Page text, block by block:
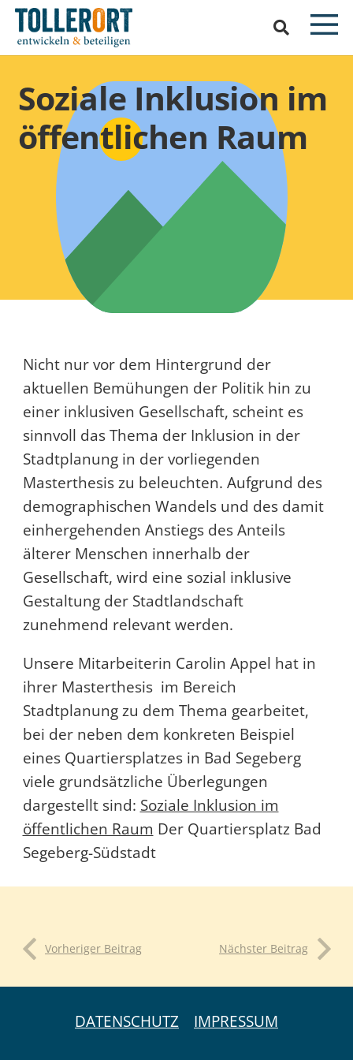
Soziale Inklusion im
öffentlichen Raum
Nicht nur vor dem Hintergrund der
aktuellen Bemühungen der Politik hin zu
einer inklusiven Gesellschaft, scheint es
sinnvoll das Thema der Inklusion in der
Stadtplanung in der vorliegenden
Masterthesis zu beleuchten. Aufgrund des
demographischen Wandels und des damit
einhergehenden Anstiegs des Anteils
älterer Menschen innerhalb der
Gesellschaft, wird eine sozial inklusive
Gestaltung der Stadtlandschaft
zunehmend relevant werden.
Unsere Mitarbeiterin Carolin Appel hat in
ihrer Masterthesis im Bereich
Stadtplanung zu dem Thema gearbeitet,
bei der neben dem konkreten Beispiel
eines Quartiersplatzes in Bad Segeberg
viele grundsätzliche Überlegungen
dargestellt sind: Soziale Inklusion im
öffentlichen Raum Der Quartiersplatz Bad
Segeberg-Südstadt
Vorheriger Beitrag Nächster Beitrag
DATENSCHUTZ IMPRESSUM